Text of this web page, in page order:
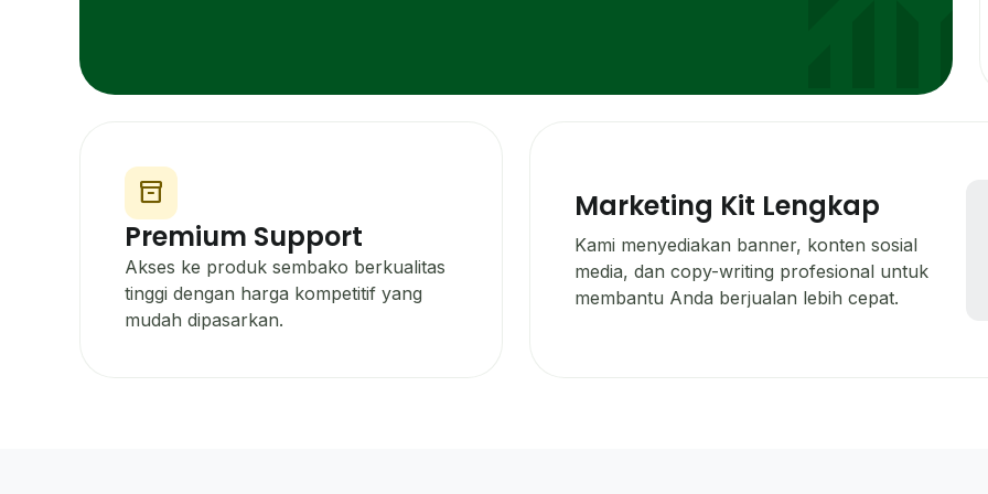
inventory_2
Premium Support
Akses ke produk sembako berkualitas
tinggi dengan harga kompetitif yang
mudah dipasarkan.
Marketing Kit Lengkap
Kami menyediakan banner, konten sosial
media, dan copy-writing profesional untuk
membantu Anda berjualan lebih cepat.